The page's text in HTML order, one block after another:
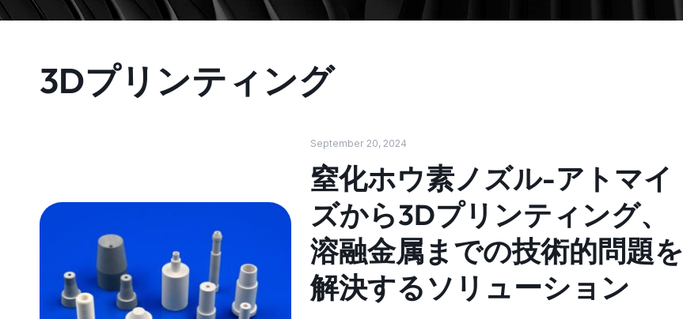
3Dプリンティング
September 20, 2024
窒化ホウ素ノズル-アトマイ
ズから3Dプリンティング、
溶融金属までの技術的問題を
解決するソリューション